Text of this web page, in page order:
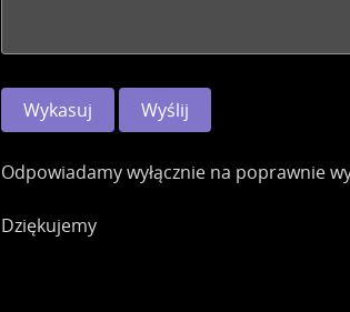
Odpowiadamy wyłącznie na poprawnie
Dziękujemy